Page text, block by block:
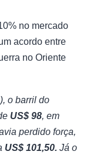
no mercado
acordo entre
no Oriente
o barril do
US$ 98, em
perdido força,
US$ 101,50. Já o